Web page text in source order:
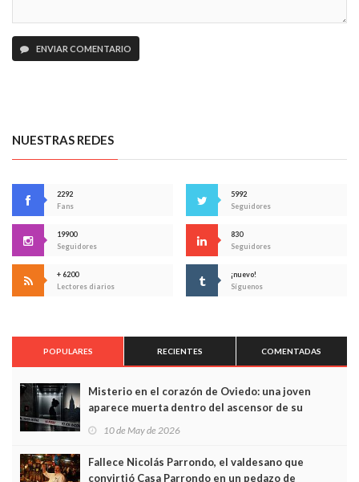
ENVIAR COMENTARIO
NUESTRAS REDES
2292
Fans
5992
Seguidores
19900
Seguidores
830
Seguidores
+ 6200
Lectores diarios
¡nuevo!
Síguenos
POPULARES RECIENTES COMENTADAS
Misterio en el corazón de Oviedo: una joven
aparece muerta dentro del ascensor de su
edificio y las cámaras captan sus últimos minutos
10 de May de 2026
Fallece Nicolás Parrondo, el valdesano que
convirtió Casa Parrondo en un pedazo de